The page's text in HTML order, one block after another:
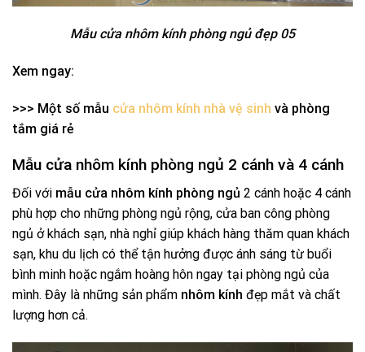
Mẫu cửa nhôm kính phòng ngủ đẹp 05
Xem ngay:
>>> Một số mẫu cửa nhôm kính nhà vệ sinh và phòng
tắm giá rẻ
Mẫu cửa nhôm kính phòng ngủ 2 cánh và 4 cánh
Đối với mẫu cửa nhôm kính phòng ngủ 2 cánh hoặc 4 cánh
phù hợp cho những phòng ngủ rộng, cửa ban công phòng
ngủ ở khách sạn, nhà nghỉ giúp khách hàng thăm quan khách
sạn, khu du lịch có thể tận hưởng được ánh sáng từ buổi
bình minh hoặc ngắm hoàng hôn ngay tại phòng ngủ của
mình. Đây là những sản phẩm nhôm kính đẹp mắt và chất
lượng hơn cả.